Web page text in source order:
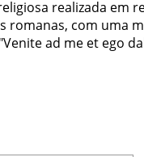
realizada em
romanas, com uma
ad me et ego